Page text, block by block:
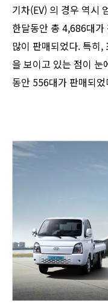
기차(EV) 의 경우 역시
한달동안 총 4,686대
많이 판매되었다. 특히
을 보이고 있는 점이
동안 556대가 판매되